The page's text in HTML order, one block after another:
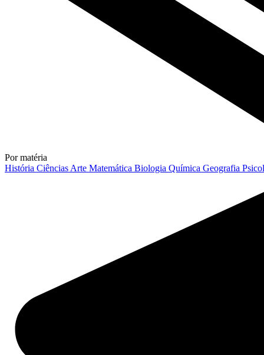
Por matéria
História Ciências Arte Matemática Biologia Química Geografia